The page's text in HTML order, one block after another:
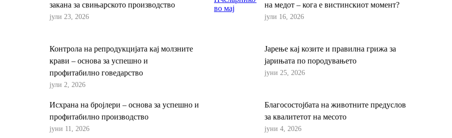
закана за свињарското производство
јули 23, 2026
на медот – кога е вистинскиот момент?
јули 16, 2026
Контрола на репродукцијата кај молзните
крави – основа за успешно и
профитабилно говедарство
јули 2, 2026
Јарење кај козите и правилна грижа за
јарињата по породувањето
јуни 25, 2026
Исхрана на бројлери – основа за успешно и
профитабилно производство
јуни 11, 2026
Благосостојбата на животните предуслов
за квалитетот на месото
јуни 4, 2026